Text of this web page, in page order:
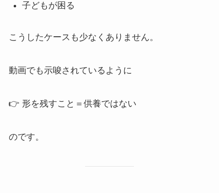
子どもが困る
こうしたケースも少なくありません。
動画でも示唆されているように
👉 形を残すこと＝供養ではない
のです。